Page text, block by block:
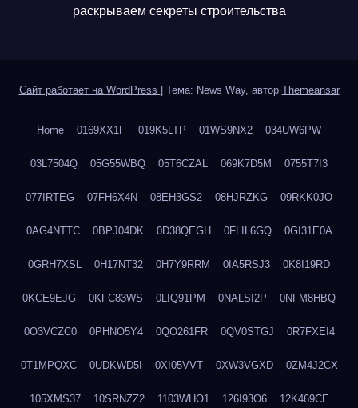
раскрываем секреты строительства
Сайт работает на WordPress Тема: News Way, автор Themeansar
Home 0169XX1F 019K5LTP 01WS9NX2 034UW6PW
03L7504Q 05G55WBQ 05T6CZAL 069K7D5M 0755T7I3
077IRTEG 07FH6X4N 08EH3GS2 08HJRZKG 09RKK0JO
0AG4NTTC 0BPJ04DK 0D38QEGH 0FLIL6GQ 0GI31E0A
0GRH7XSL 0H17NT32 0H7Y9RRM 0IA5RSJ3 0K8I19RD
0KCE9EJG 0KFC83WS 0LIQ91PM 0NALSI2P 0NFM8HBQ
0O3VCZC0 0PHNO5Y4 0QO261FR 0QV0STGJ 0R7FXEI4
0T1MPQXC 0UDKWD5I 0XI05VVT 0XW3VGXD 0ZM4J2CX
105XMS37 10SRNZZ2 1103WHO1 126I93O6 12K469CE